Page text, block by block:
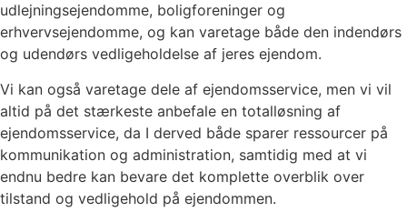
udlejningsejendomme, boligforeninger og
erhvervsejendomme, og kan varetage både den indendørs
og udendørs vedligeholdelse af jeres ejendom.
Vi kan også varetage dele af ejendomsservice, men vi vil
altid på det stærkeste anbefale en totalløsning af
ejendomsservice, da I derved både sparer ressourcer på
kommunikation og administration, samtidig med at vi
endnu bedre kan bevare det komplette overblik over
tilstand og vedligehold på ejendommen.